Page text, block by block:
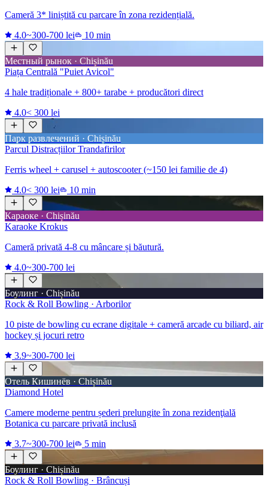
Cameră 3* liniștită cu parcare în zona rezidențială.
4.0~300-700 lei 10 min
Местный рынок · Chișinău
Piața Centrală "Puiet Avicol"
4 hale tradiționale + 800+ tarabe + producători direct
4.0< 300 lei
Парк развлечений · Chișinău
Parcul Distracțiilor Trandafirilor
Ferris wheel + carusel + autoscooter (~150 lei familie de 4)
4.0< 300 lei 10 min
Караоке · Chișinău
Karaoke Krokus
Cameră privată 4-8 cu mâncare și băutură.
4.0~300-700 lei
Боулинг · Chișinău
Rock & Roll Bowling · Arborilor
10 piste de bowling cu ecrane digitale + cameră arcade cu biliard, air
hockey și jocuri retro
3.9~300-700 lei
Отель Кишинёв · Chișinău
Diamond Hotel
Camere moderne pentru șederi prelungite în zona rezidenţială
Botanica cu parcare privată inclusă
3.7~300-700 lei 5 min
Боулинг · Chișinău
Rock & Roll Bowling · Brâncuși